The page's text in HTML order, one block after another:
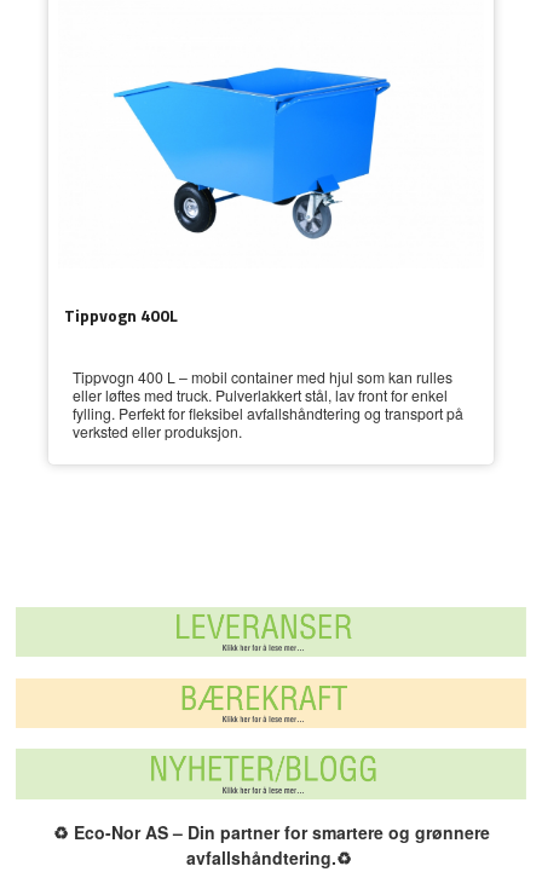
Tippvogn 400L
Tippvogn 400 L – mobil container med hjul som kan rulles
eller løftes med truck. Pulverlakkert stål, lav front for enkel
fylling. Perfekt for fleksibel avfallshåndtering og transport på
verksted eller produksjon.
♻️ Eco-Nor AS – Din partner for smartere og grønnere
avfallshåndtering.♻️